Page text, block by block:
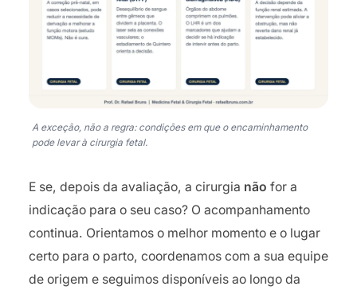
A exceção, não a regra: condições em que o encaminhamento
pode levar à cirurgia fetal.
E se, depois da avaliação, a cirurgia não for a
indicação para o seu caso? O acompanhamento
continua. Orientamos o melhor momento e o lugar
certo para o parto, coordenamos com a sua equipe
de origem e seguimos disponíveis ao longo da